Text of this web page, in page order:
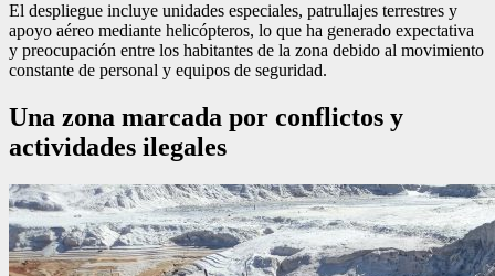
El despliegue incluye unidades especiales, patrullajes terrestres y
apoyo aéreo mediante helicópteros, lo que ha generado expectativa
y preocupación entre los habitantes de la zona debido al movimiento
constante de personal y equipos de seguridad.
Una zona marcada por conflictos y
actividades ilegales